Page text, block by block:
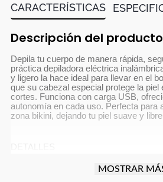
CARACTERÍSTICAS
Descripción del producto
Depila tu cuerpo de manera rápida,
práctica depiladora eléctrica
y ligero la hace ideal para llevar en el
que su cabezal especial protege la piel
cortes. Funciona con carga USB,
autonomía en cada uso. Perfecta para
zona bikini, dejando tu piel suave y
MOSTRAR